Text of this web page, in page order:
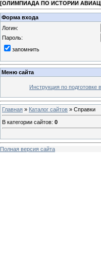
[ОЛИМПИАДА ПО ИСТОРИИ
Форма входа
Логин:
Пароль:
запомнить
Меню сайта
Инструкция по подготовке
Главная » Каталог сайтов » Справки
В категории сайтов: 0
Полная версия сайта